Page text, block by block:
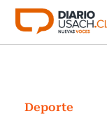
Click acá para ir
Investigación
Deporte